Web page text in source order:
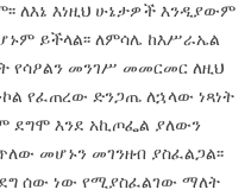
ለእኔ እነዚህ ሁኔታዎች እንዲያውም
ይችላል፡፡ ለምሳሌ ከእሥራኤል
የሳዖልን መንገሥ መመርመር ለዚህ
የፈጠረው ድንጋጤ ለኋላው ነጻነት
ደግሞ እንደ አኪጦፌል ያለውን
መሆኑን መገንዘብ ያስፈልጋል፡፡
ሰው ነው የሚያስፈልገው ማለት